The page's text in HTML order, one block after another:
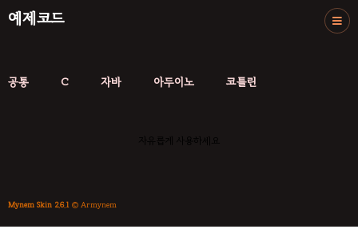
예제코드
공통 C 자바 아두이노 코틀린
자유롭게 사용하세요
Mynem Skin 2.6.1 © Armynem